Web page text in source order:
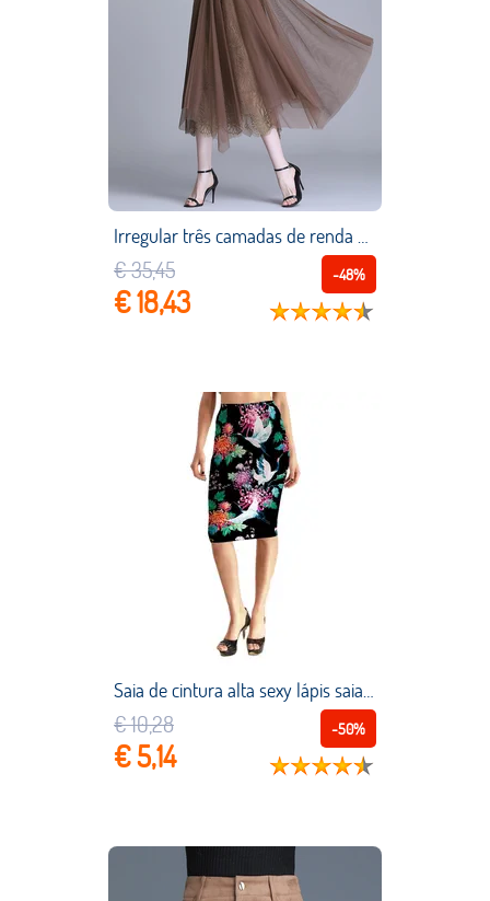
Irregular três camadas de renda meshtule saia para mulher primavera verão elasticidade cintura alta moda saia temperamento saia
-48%
€ 35,45
€ 18,43
Saia de cintura alta sexy lápis saia e impresso apertado crisântemo feminino guindaste, novo no verão
-50%
€ 10,28
€ 5,14